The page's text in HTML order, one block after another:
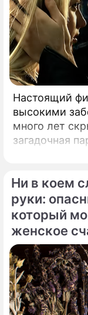
Настоящий
высокими
много лет
загадочная
теннисистка
двадцати лет
самых
мирового
Ни в коем
руки:
который
женское